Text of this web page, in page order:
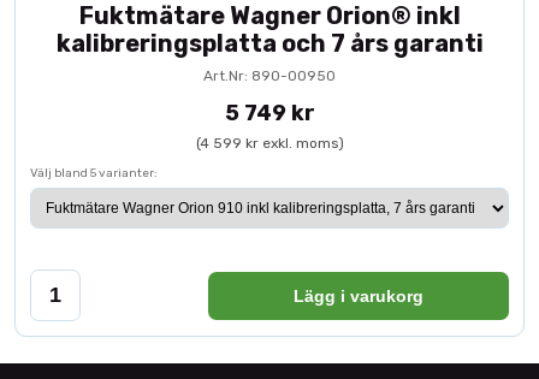
Fuktmätare Wagner Orion® inkl
kalibreringsplatta och 7 års garanti
Art.Nr: 890-00950
5 749 kr
(4 599 kr exkl. moms)
Välj bland 5 varianter:
Lägg i varukorg